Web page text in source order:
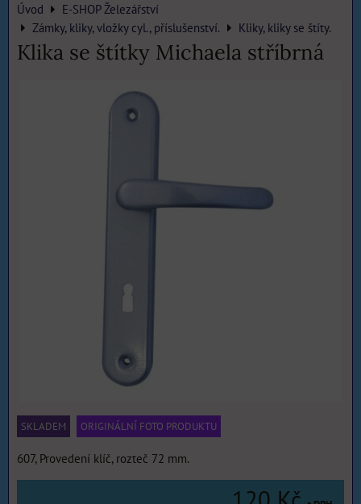
Úvod
E-SHOP Železářství
Zámky, kliky, vložky cyl., příslušenství.
Kliky, kliky se štíty.
Klika se štítky Michaela stříbrná
SKLADEM ORIGINÁLNÍ FOTO PRODUKTU
607, Provedení klíč, rozteč 72 mm.